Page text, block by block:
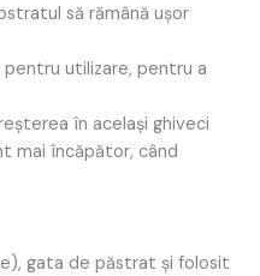
să rămână ușor
utilizare, pentru a
în același ghiveci
mai încăpător, când
gata de păstrat și folosit